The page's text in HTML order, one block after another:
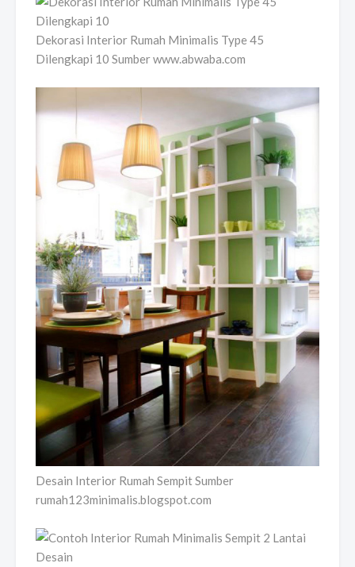
Dekorasi Interior Rumah Minimalis Type 45
Dilengkapi 10 Sumber www.abwaba.com
Desain Interior Rumah Sempit Sumber
rumah123minimalis.blogspot.com